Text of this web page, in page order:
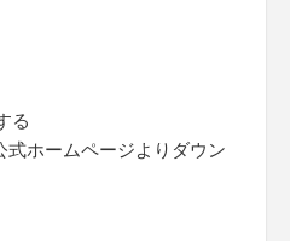
る
ホームページよりダウン